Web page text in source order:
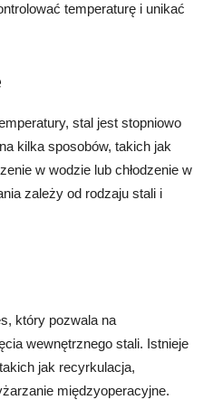
temperaturę i unikać
stal jest stopniowo
kilka sposobów, takich jak
w wodzie lub chłodzenie w
zależy od rodzaju stali i
który pozwala na
wewnętrznego stali. Istnieje
jak recyrkulacja,
międzyoperacyjne.